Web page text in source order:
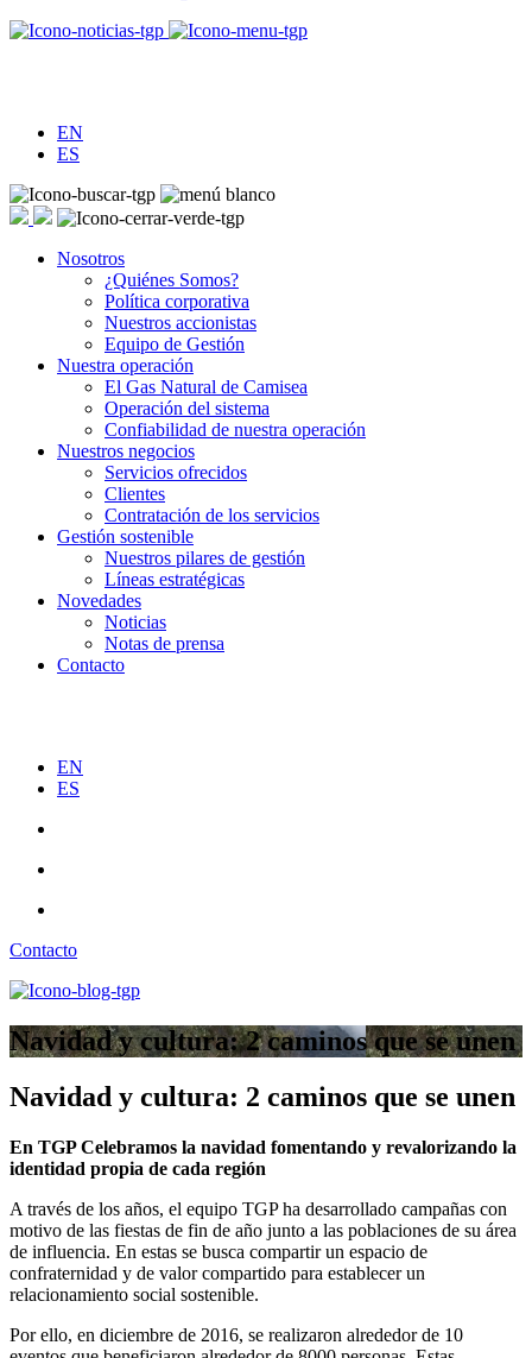
EN
ES
Nosotros
¿Quiénes Somos?
Política corporativa
Nuestros accionistas
Equipo de Gestión
Nuestra operación
El Gas Natural de Camisea
Operación del sistema
Confiabilidad de nuestra operación
Nuestros negocios
Servicios ofrecidos
Clientes
Contratación de los servicios
Gestión sostenible
Nuestros pilares de gestión
Líneas estratégicas
Novedades
Noticias
Notas de prensa
Contacto
EN
ES
Contacto
Navidad y cultura: 2 caminos que se unen
Navidad y cultura: 2 caminos que se unen
En TGP Celebramos la navidad fomentando y revalorizando la
identidad propia de cada región
A través de los años, el equipo TGP ha desarrollado campañas con
motivo de las fiestas de fin de año junto a las poblaciones de su área
de influencia. En estas se busca compartir un espacio de
confraternidad y de valor compartido para establecer un
relacionamiento social sostenible.
Por ello, en diciembre de 2016, se realizaron alrededor de 10